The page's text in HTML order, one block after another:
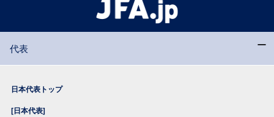
代表
日本代表トップ
[日本代表]